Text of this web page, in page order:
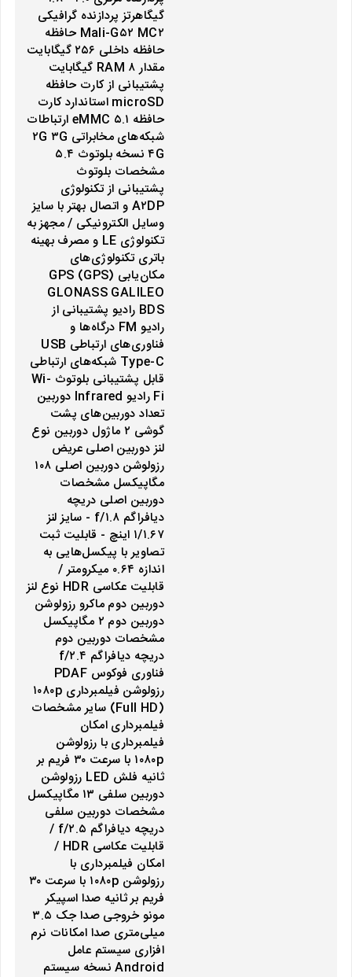
گیگاهرتز پردازنده‌ گرافیکی
Mali-G۵۲ MC۲ حافظه
حافظه داخلی ۲۵۶ گیگابایت
مقدار RAM ۸ گیگابایت
پشتیبانی از کارت حافظه
microSD استاندارد کارت
حافظه eMMC ۵.۱ ارتباطات
شبکه‌های مخابراتی ۲G ۳G
۴G نسخه بلوتوث ۵.۴
مشخصات بلوتوث
پشتیبانی از تکنولوژی
A۲DP و اتصال بهتر با سایز
وسایل الکترونیکی / مجهز به
تکنولوژی LE و مصرف بهینه
باتری تکنولوژی‌های
مکان‌یابی (GPS) GPS
GLONASS GALILEO
BDS رادیو پشتیبانی از
رادیو FM درگاه‌ها و
فناوری‌های ارتباطی USB
Type-C شبکه‌های ارتباطی
قابل پشتیبانی بلوتوث Wi-
Fi رادیو Infrared دوربین
تعداد دوربین‌های پشت
گوشی ۲ ماژول دوربین نوع
لنز دوربین اصلی عریض
رزولوشن دوربین اصلی ۱۰۸
مگاپیکسل مشخصات
دوربین اصلی دریچه
دیافراگم f/۱.۸ - سایز لنز
۱/۱.۶۷ اینچ - قابلیت ثبت
تصاویر با پیکسل‌هایی به
اندازه ۰.۶۴ میکرومتر /
قابلیت عکاسی HDR نوع لنز
دوربین دوم ماکرو رزولوشن
دوربین دوم ۲ مگاپیکسل
مشخصات دوربین دوم
دریچه دیافراگم f/۲.۴
فناوری فوکوس PDAF
رزولوشن فیلمبرداری ۱۰۸۰p
(Full HD) سایر مشخصات
فیلمبرداری امکان
فیلمبرداری با رزولوشن
۱۰۸۰p با سرعت ۳۰ فریم بر
ثانیه فلش LED رزولوشن
دوربین سلفی ۱۳ مگاپیکسل
مشخصات دوربین سلفی
دریچه دیافراگم f/۲.۵ /
قابلیت عکاسی HDR /
امکان فیلمبرداری با
رزولوشن ۱۰۸۰p با سرعت ۳۰
فریم بر ثانیه صدا اسپیکر
مونو خروجی صدا جک ۳.۵
میلی‌متری صدا امکانات نرم
افزاری سیستم عامل
Android نسخه سیستم